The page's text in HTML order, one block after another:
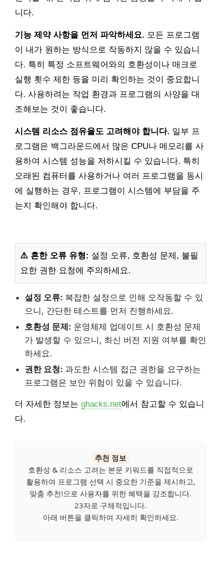
니다.
기능 제약 사항을 먼저 파악하세요. 모든 프로그램
이 내가 원하는 방식으로 작동하지 않을 수 있습니
다. 특히 특정 소프트웨어와의 호환성이나 매크로
실행 횟수 제한 등을 미리 확인하는 것이 중요합니
다. 사용하려는 작업 환경과 프로그램의 사양을 대
조해보는 것이 좋습니다.
시스템 리소스 점유율도 고려해야 합니다. 일부 프
로그램은 백그라운드에서 많은 CPU나 메모리를 사
용하여 시스템 성능을 저하시킬 수 있습니다. 특히
오래된 컴퓨터를 사용하거나 여러 프로그램을 동시
에 실행하는 경우, 프로그램이 시스템에 부담을 주
는지 확인해야 합니다.
⚠️ 흔한 오류 유형: 설정 오류, 호환성 문제, 불필
요한 권한 요청에 주의하세요.
설정 오류: 복잡한 설정으로 인해 오작동할 수 있
으니, 간단한 테스트를 먼저 진행하세요.
호환성 문제: 운영체제 업데이트 시 호환성 문제
가 발생할 수 있으니, 최신 버전 지원 여부를 확인
하세요.
권한 요청: 과도한 시스템 접근 권한을 요구하는
프로그램은 보안 위험이 있을 수 있습니다.
더 자세한 정보는 ghacks.net에서 참고할 수 있습니
다.
추천 정보
호환성 & 리소스 고려는 본문 키워드를 직접적으로
활용하여 프로그램 선택 시 중요한 기준을 제시하고,
맞춤 추천!으로 사용자를 위한 혜택을 강조합니다.
23자로 구체적입니다.
아래 버튼을 클릭하여 자세히 확인하세요.